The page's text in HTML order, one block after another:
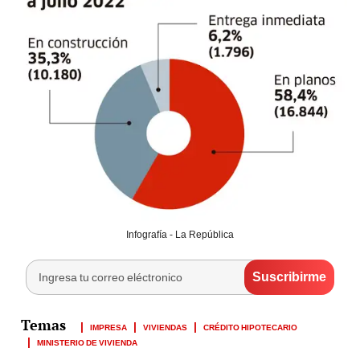
Infografía - La República
IMPRESA VIVIENDAS
CRÉDITO HIPOTECARIO
MINISTERIO DE VIVIENDA